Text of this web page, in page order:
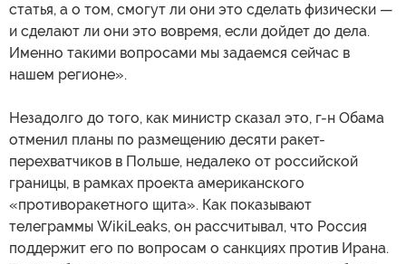
статья, а о том, смогут ли они это сделать физически —
и сделают ли они это вовремя, если дойдет до дела.
Именно такими вопросами мы задаемся сейчас в
нашем регионе».
Незадолго до того, как министр сказал это, г-н Обама
отменил планы по размещению десяти ракет-
перехватчиков в Польше, недалеко от российской
границы, в рамках проекта американского
«противоракетного щита». Как показывают
телеграммы WikiLeaks, он рассчитывал, что Россия
поддержит его по вопросам о санкциях против Ирана.